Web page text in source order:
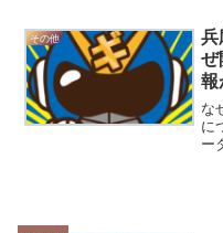
その他
兵
ぜ
報
な
に
ー